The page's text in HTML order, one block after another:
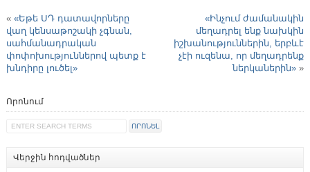
« «Եթե ՍԴ դատավորները
վաղ կենսաթոշակի չգնան,
սահմանադրական
փոփոխություններով պետք է
խնդիրը լուծել»
«Ինչում ժամանակին
մեղադրել ենք նախկին
իշխանություններին, երբևէ
չէի ուզենա, որ մեղադրենք
ներկաներին» »
Որոնում
Վերջին հոդվածներ